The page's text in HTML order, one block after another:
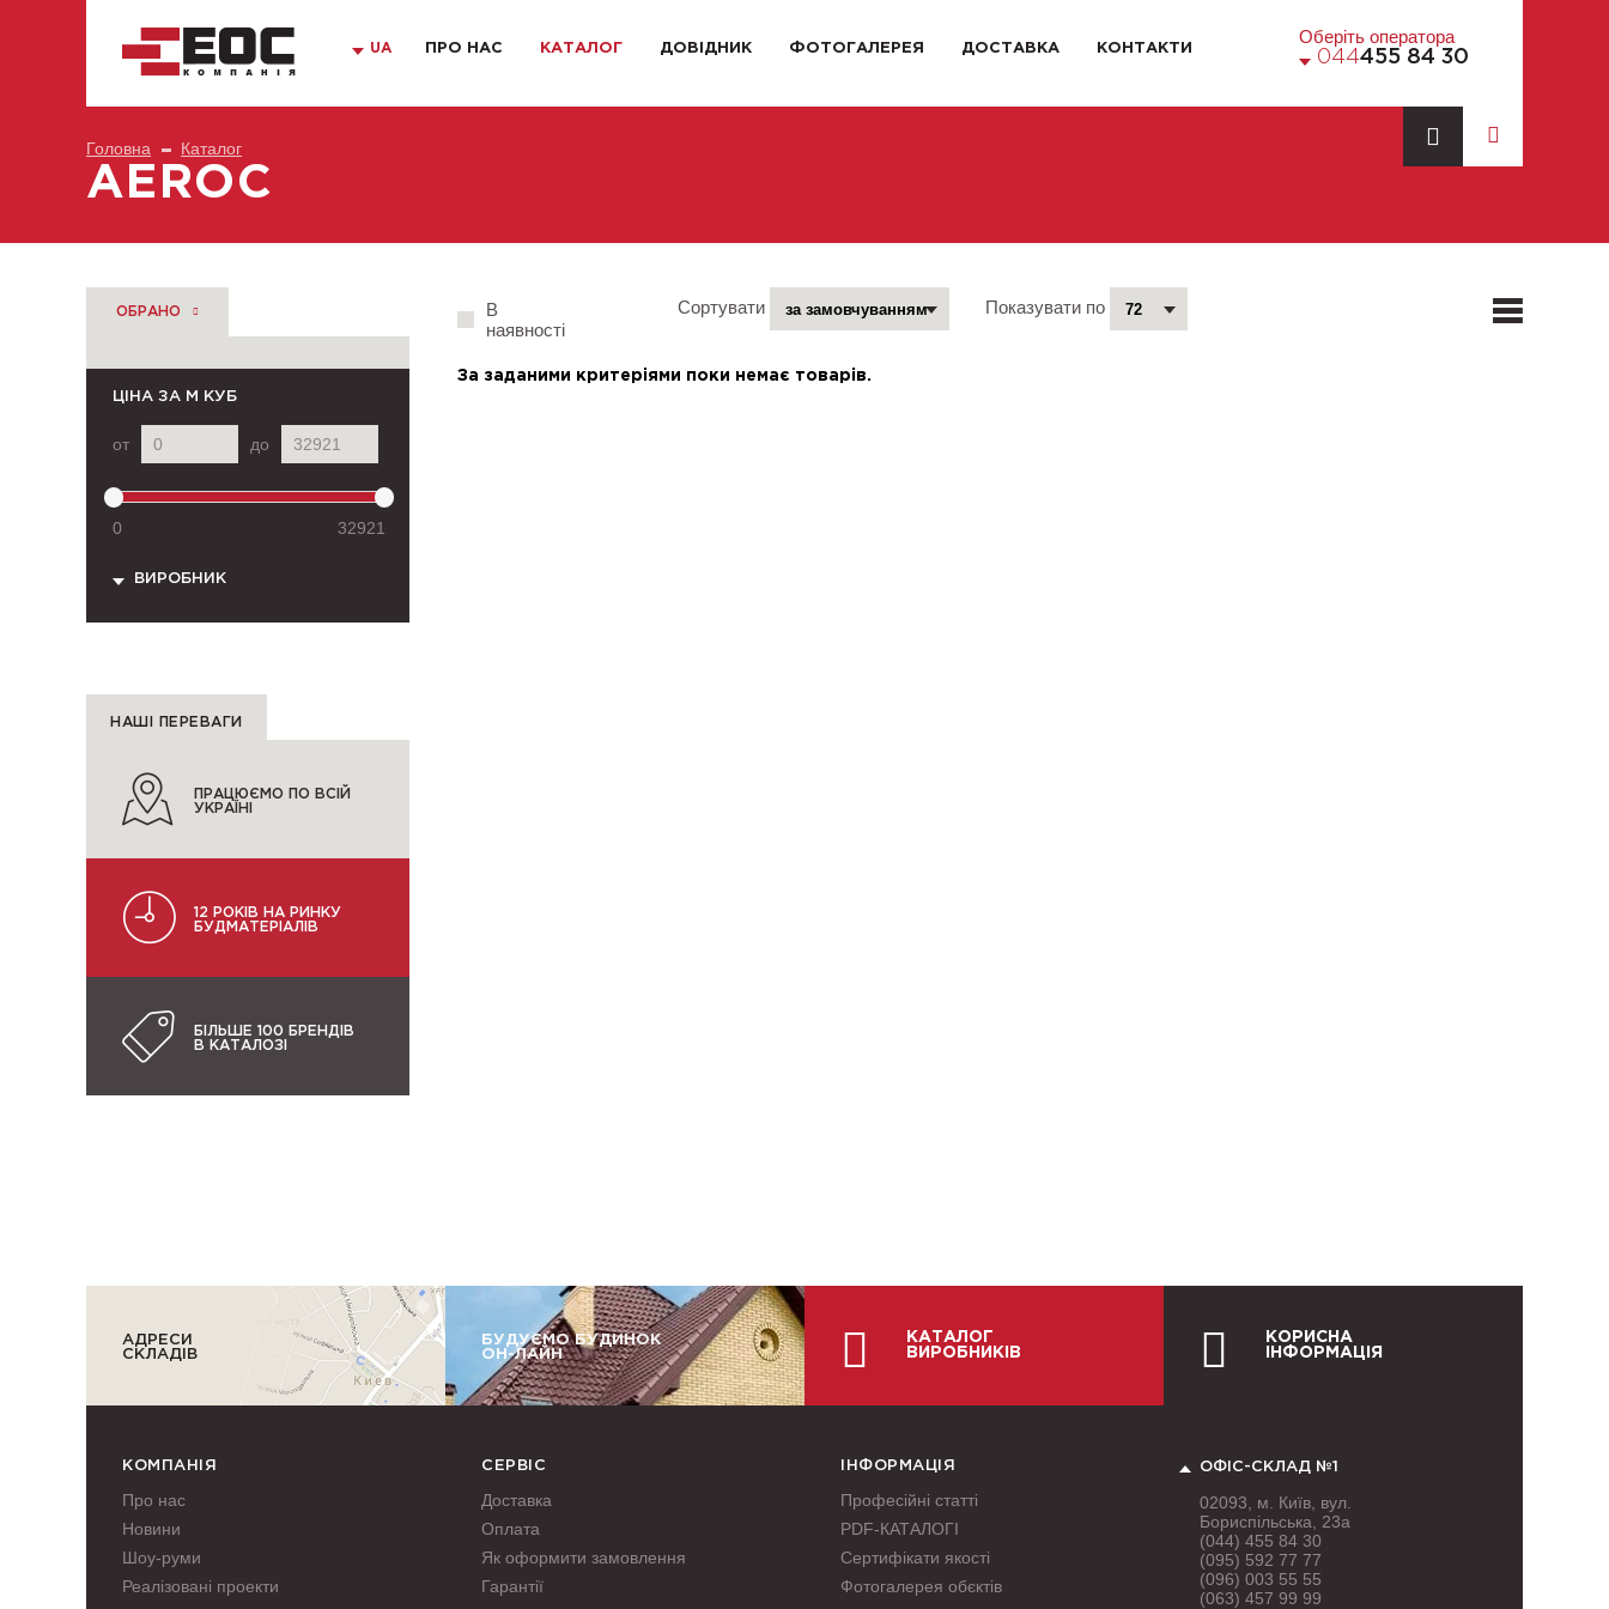
UA ПРО НАС КАТАЛОГ ДОВІДНИК ФОТОГАЛЕРЕЯ ДОСТАВКА КОНТАКТИ
Оберіть оператора
044455 84 30
Головна Каталог
AEROC
ОБРАНО
ЦІНА ЗА М КУБ
от до
0 32921
ВИРОБНИК
НАШІ ПЕРЕВАГИ
ПРАЦЮЄМО ПО ВСІЙ
УКРАЇНІ
12 РОКІВ НА РИНКУ
БУДМАТЕРІАЛІВ
БІЛЬШЕ 100 БРЕНДІВ
В КАТАЛОЗІ
В
наявності
Сортувати Показувати по
За заданими критеріями поки немає товарів.
АДРЕСИ
СКЛАДІВ
БУДУЄМО БУДИНОК
ОН-ЛАЙН
КАТАЛОГ
ВИРОБНИКІВ
КОРИСНА
ІНФОРМАЦІЯ
КОМПАНІЯ
Про нас
Новини
Шоу-руми
Реалізовані проекти
СЕРВІС
Доставка
Оплата
Як оформити замовлення
Гарантії
ІНФОРМАЦІЯ
Професійні статті
PDF-КАТАЛОГІ
Сертифікати якості
Фотогалерея обєктів
ОФІС-СКЛАД №1
02093, м. Київ, вул.
Бориспільська, 23а
(044) 455 84 30
(095) 592 77 77
(096) 003 55 55
(063) 457 99 99